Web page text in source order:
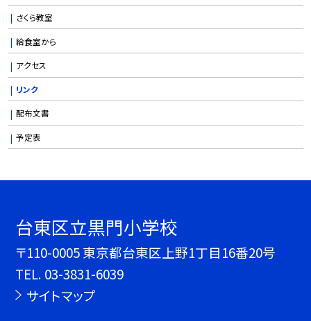
さくら教室
給食室から
アクセス
リンク
配布文書
予定表
台東区立黒門小学校
〒110-0005 東京都台東区上野1丁目16番20号
TEL. 03-3831-6039
サイトマップ